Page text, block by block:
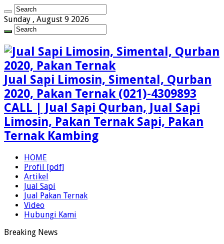
Sunday , August 9 2026
Jual Sapi Limosin, Simental, Qurban
2020, Pakan Ternak (021)-4309893
CALL | Jual Sapi Qurban, Jual Sapi
Limosin, Pakan Ternak Sapi, Pakan
Ternak Kambing
HOME
Profil [pdf]
Artikel
Jual Sapi
Jual Pakan Ternak
Video
Hubungi Kami
Breaking News